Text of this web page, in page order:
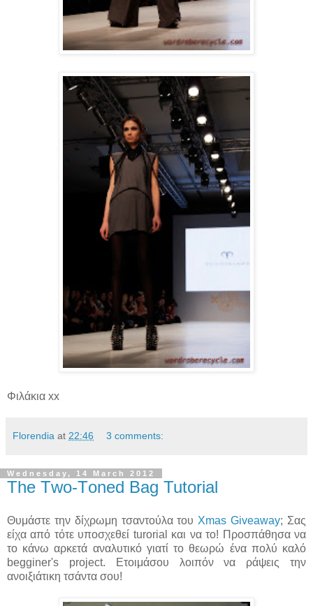
Φιλάκια xx
Florendia at 22:46 3 comments:
Wednesday, 14 March 2012
The Τwo-Τoned Βag Tutorial
Θυμάστε την δίχρωμη τσαντούλα του Xmas Giveaway; Σας
είχα από τότε υποσχεθεί turorial και να το! Προσπάθησα να
το κάνω αρκετά αναλυτικό γιατί το θεωρώ ένα πολύ καλό
begginer's project. Ετοιμάσου λοιπόν να ράψεις την
ανοιξιάτικη τσάντα σου!